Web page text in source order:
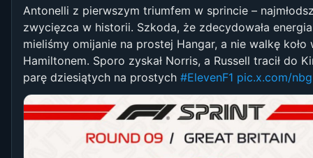
Antonelli z pierwszym triumfem w sprincie –
zwycięzca w historii. Szkoda, że zdecydowała
mieliśmy omijanie na prostej Hangar, a nie walkę koło
Hamiltonem. Sporo zyskał Norris, a Russell tracił do
parę dziesiątych na prostych #ElevenF1 pic.x.com/